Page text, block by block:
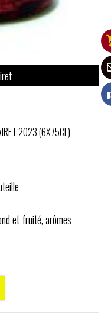
2023 (6X75CL)
et fruité, arômes